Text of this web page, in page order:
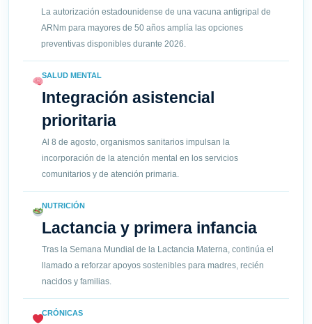
La autorización estadounidense de una vacuna antigripal de
ARNm para mayores de 50 años amplía las opciones
preventivas disponibles durante 2026.
SALUD MENTAL
Integración asistencial
prioritaria
Al 8 de agosto, organismos sanitarios impulsan la
incorporación de la atención mental en los servicios
comunitarios y de atención primaria.
NUTRICIÓN
Lactancia y primera infancia
Tras la Semana Mundial de la Lactancia Materna, continúa el
llamado a reforzar apoyos sostenibles para madres, recién
nacidos y familias.
CRÓNICAS